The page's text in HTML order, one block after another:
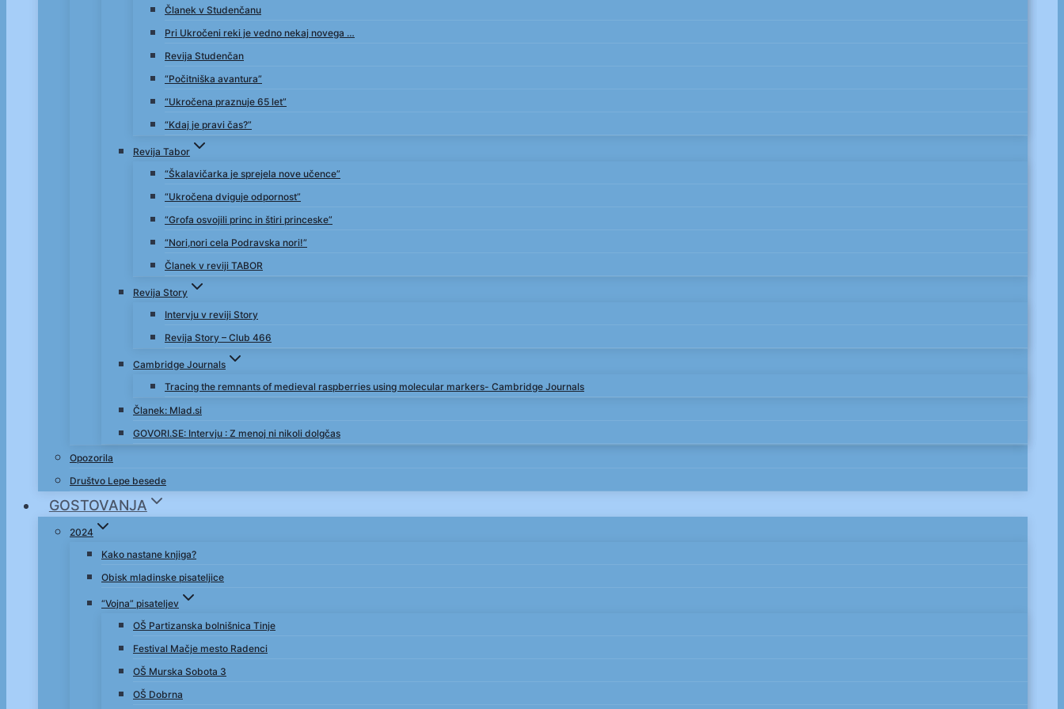
Članek v Studenčanu
Pri Ukročeni reki je vedno nekaj novega …
Revija Studenčan
“Počitniška avantura”
“Ukročena praznuje 65 let”
“Kdaj je pravi čas?”
Revija Tabor
“Škalavičarka je sprejela nove učence”
“Ukročena dviguje odpornost”
“Grofa osvojili princ in štiri princeske”
“Nori,nori cela Podravska nori!”
Članek v reviji TABOR
Revija Story
Intervju v reviji Story
Revija Story – Club 466
Cambridge Journals
Tracing the remnants of medieval raspberries using molecular markers- Cambridge Journals
Članek: Mlad.si
GOVORI.SE: Intervju : Z menoj ni nikoli dolgčas
Opozorila
Društvo Lepe besede
GOSTOVANJA
2024
Kako nastane knjiga?
Obisk mladinske pisateljice
“Vojna” pisateljev
OŠ Partizanska bolnišnica Tinje
Festival Mačje mesto Radenci
OŠ Murska Sobota 3
OŠ Dobrna